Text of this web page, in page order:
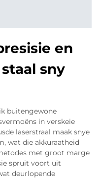
en
sny
buitengewone
in verskeie
laserstraal maak snye
wat die akkuraatheid
met groot marge
spruit voort uit
deurlopende